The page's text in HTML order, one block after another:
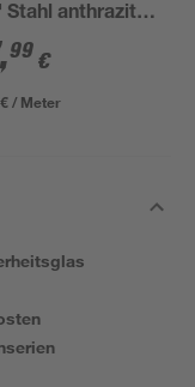
Stahl anthrazit
123 cm
,99 €
/ Meter